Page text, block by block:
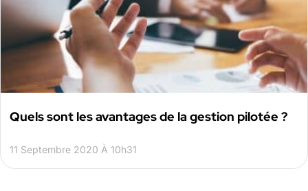
Quels sont les avantages de la gestion pilotée ?
11 Septembre 2020 À 10h31